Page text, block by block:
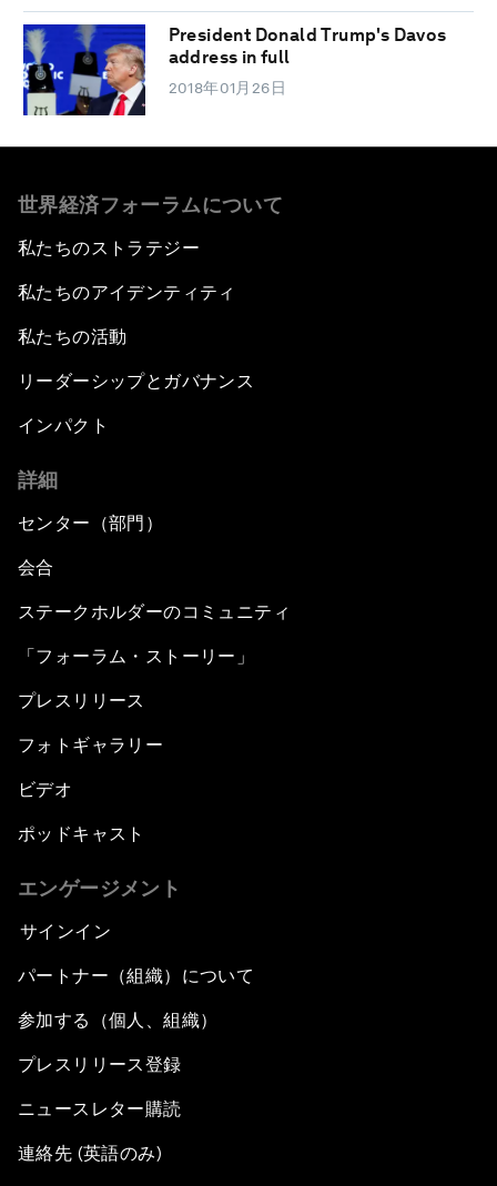
President Donald Trump's Davos
address in full
2018年01月26日
世界経済フォーラムについて
私たちのストラテジー
私たちのアイデンティティ
私たちの活動
リーダーシップとガバナンス
インパクト
詳細
センター（部門）
会合
ステークホルダーのコミュニティ
「フォーラム・ストーリー」
プレスリリース
フォトギャラリー
ビデオ
ポッドキャスト
エンゲージメント
サインイン
パートナー（組織）について
参加する（個人、組織）
プレスリリース登録
ニュースレター購読
連絡先 (英語のみ)